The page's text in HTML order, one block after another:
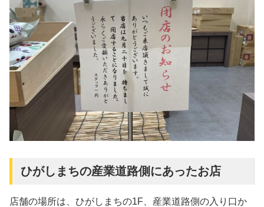
ひがしまちの産業道路側にあったお店
店舗の場所は、ひがしまちの1F、産業道路側の入り口か